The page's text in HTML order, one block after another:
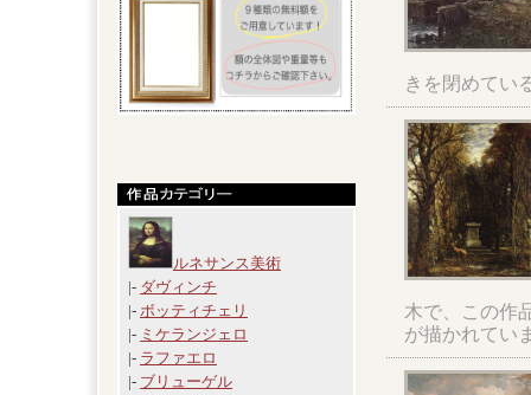
ルネサンス美術
|- ダヴィンチ
|- ボッティチェリ
|- ミケランジェロ
|- ラファエロ
|- ブリューゲル
きを閉めてい
木で、この作
が描かれてい